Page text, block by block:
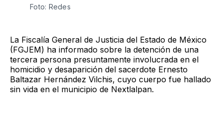
Foto: Redes
La Fiscalía General de Justicia del Estado de México
(FGJEM) ha informado sobre la detención de una
tercera persona presuntamente involucrada en el
homicidio y desaparición del sacerdote Ernesto
Baltazar Hernández Vilchis, cuyo cuerpo fue hallado
sin vida en el municipio de Nextlalpan.